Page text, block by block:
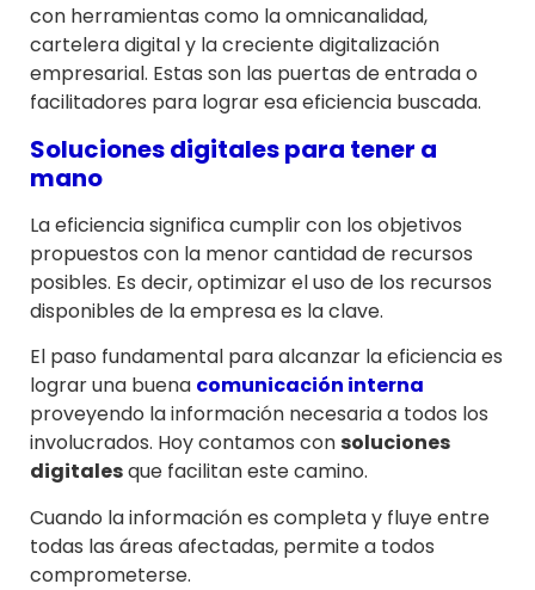
con herramientas como la omnicanalidad,
cartelera digital y la creciente digitalización
empresarial. Estas son las puertas de entrada o
facilitadores para lograr esa eficiencia buscada.
Soluciones digitales para tener a
mano
La eficiencia significa cumplir con los objetivos
propuestos con la menor cantidad de recursos
posibles. Es decir, optimizar el uso de los recursos
disponibles de la empresa es la clave.
El paso fundamental para alcanzar la eficiencia es
lograr una buena comunicación interna
proveyendo la información necesaria a todos los
involucrados. Hoy contamos consoluciones
digitalesque facilitan este camino.
Cuando la información es completa y fluye entre
todas las áreas afectadas, permite a todos
comprometerse.